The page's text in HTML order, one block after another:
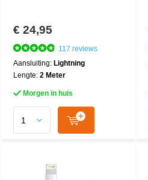
€ 24,95
117 reviews
Aansluiting: Lightning
Lengte: 2 Meter
Morgen in huis